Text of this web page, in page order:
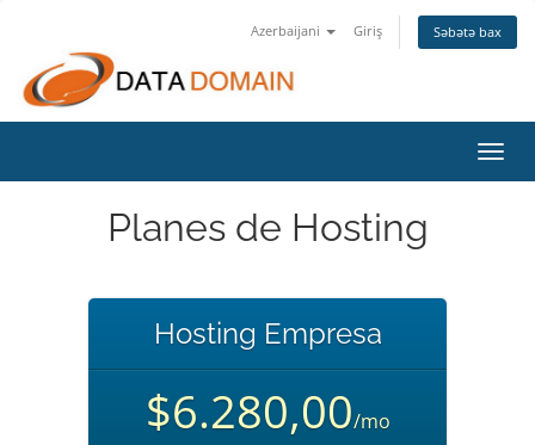
Azerbaijani Giriş Səbətə bax
keçid
Planes de Hosting
Hosting Empresa
$6.280,00/mo